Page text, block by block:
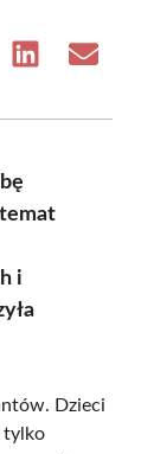
Share Share
i
Dzieci
tylko